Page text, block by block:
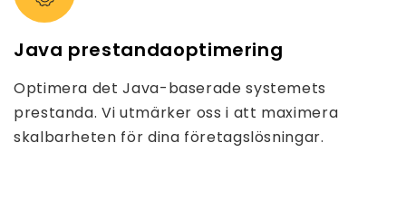
Java prestandaoptimering
Optimera det Java-baserade systemets
prestanda. Vi utmärker oss i att maximera
skalbarheten för dina företagslösningar.